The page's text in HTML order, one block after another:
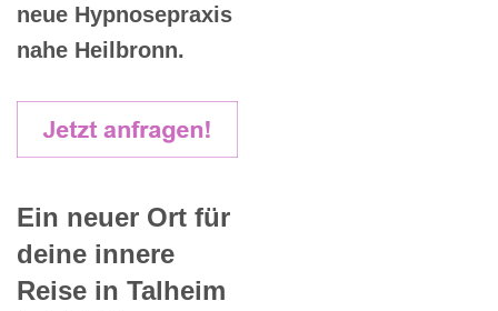
neue Hypnosepraxis
nahe Heilbronn.
Ein neuer Ort für
deine innere
Reise in Talheim